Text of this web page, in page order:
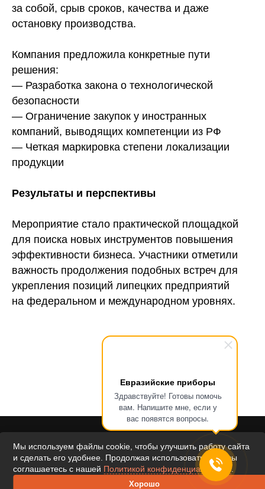
Евразийские приборы
Здравствуйте! Готовы помочь
вам. Напишите мне, если у
вас появятся вопросы.
Мы используем файлы cookie, чтобы улучшить работу сайта
и сделать его удобнее. Продолжая использовать сайт, вы
соглашаетесь с нашей Политикой конфиденциальности.
Хорошо
за собой, срыв сроков, качества и даже
остановку производства.
Компания предложила конкретные пути
решения:
— Разработка закона о технологической
безопасности
— Ограничение закупок у иностранных
компаний, выводящих компетенции из РФ
— Четкая маркировка степени локализации
продукции
Результаты и перспективы
Мероприятие стало практической площадкой
для поиска новых инструментов повышения
эффективности бизнеса. Участники отметили
важность продолжения подобных встреч для
укрепления позиций липецких предприятий
на федеральном и международном уровнях.